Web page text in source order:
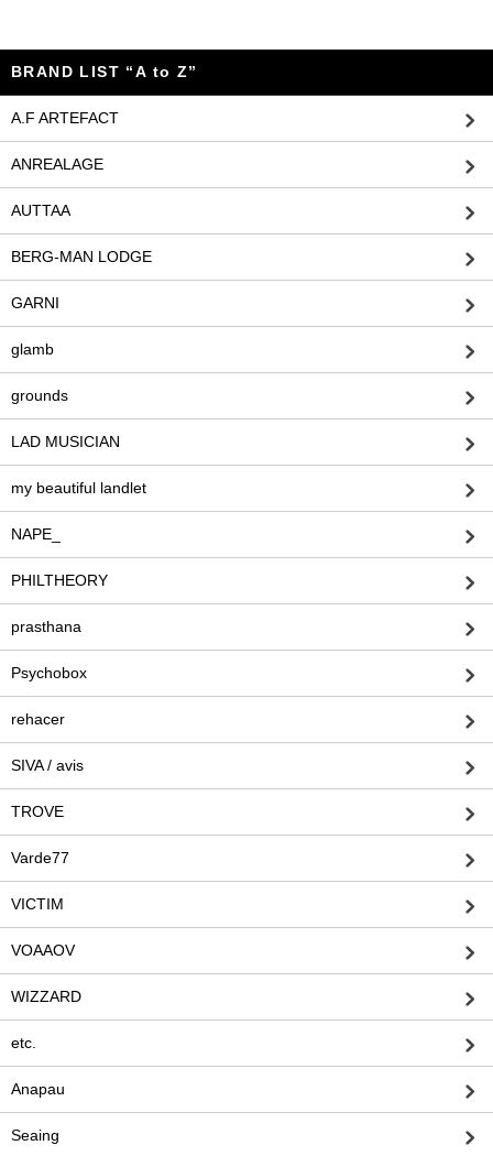
BRAND LIST “A to Z”
A.F ARTEFACT
ANREALAGE
AUTTAA
BERG-MAN LODGE
GARNI
glamb
grounds
LAD MUSICIAN
my beautiful landlet
NAPE_
PHILTHEORY
prasthana
Psychobox
rehacer
SIVA / avis
TROVE
Varde77
VICTIM
VOAAOV
WIZZARD
etc.
Anapau
Seaing